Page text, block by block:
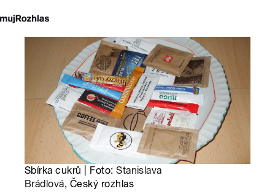
Sbírka cukrů | Foto:Stanislava
Brádlová, Český rozhlas